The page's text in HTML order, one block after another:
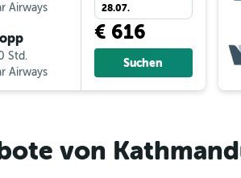
Airways
Std.
Airways
28.07.
€ 616
Suchen
von